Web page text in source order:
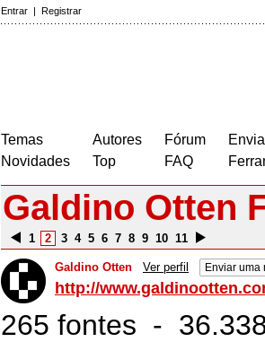
Entrar | Registrar
Temas
Novidades
Autores
Top
Fórum
FAQ
Galdino Otten
1 2 3 4 5 6 7 8 9 10 11
Galdino Otten Ver perfil Enviar uma
http://
265 fontes -